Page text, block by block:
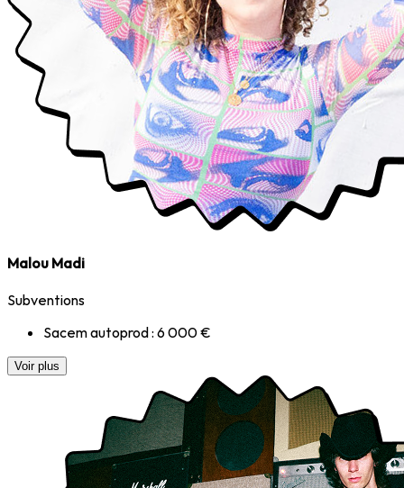
Malou Madi
Subventions
Sacem autoprod : 6 000 €
Voir plus